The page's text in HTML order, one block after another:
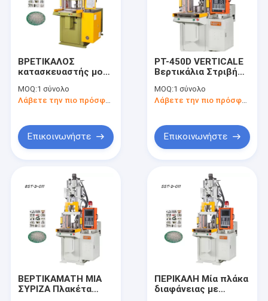
ΒΡΕΤΙΚΑΛΟΣ
κατασκευαστής μονό
τραπέζι Σιλικόνη
συσκευή κατασκευής
τηλεφώνου
MOQ:1 σύνολο
Λάβετε την πιο πρόσφατη τιμή
Επικοινωνήστε
PT-450D VERTICALE
Βερτικάλια Στριβή
μηχανής ένεσης
MOQ:1 σύνολο
Λάβετε την πιο πρόσφατη τιμή
Επικοινωνήστε
ΒΕΡΤΙΚΑΜΑΤΗ ΜΙΑ
ΣΥΡΙΖΑ Πλακέτα
ΠΕΡΙΚΑΛΗ Μία πλάκα
διαφάνειας με